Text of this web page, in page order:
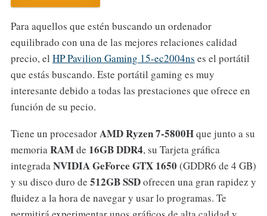
Para aquellos que estén buscando un ordenador
equilibrado con una de las mejores relaciones calidad
precio, el HP Pavilion Gaming 15-ec2004ns es el portátil
que estás buscando. Este portátil gaming es muy
interesante debido a todas las prestaciones que ofrece en
función de su pecio.
Tiene un procesadorAMD Ryzen 7-5800Hque junto a su
memoriaRAMde 16GB DDR4, su Tarjeta gráfica
integradaNVIDIA GeForce GTX 1650 (GDDR6 de 4 GB)
y su disco duro de 512GB SSDofrecen una gran rapidez y
fluidez a la hora de navegar y usar lo programas. Te